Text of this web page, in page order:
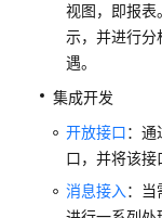
Astro
轻
应
用
建
扩
展
应
视图，即报表
示，并进行分
遇。
集成开发
开放接口：通
口，并将该接
消息接入 ：当